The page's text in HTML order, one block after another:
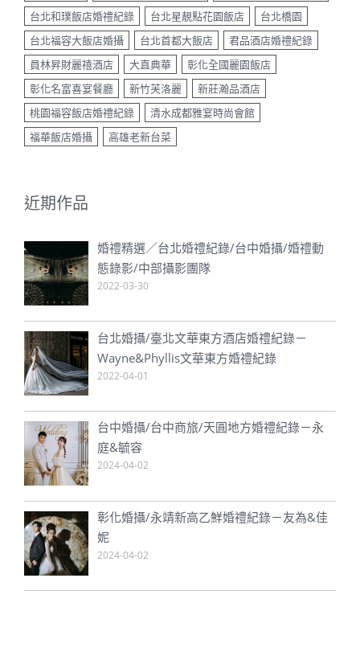
台北和璞飯店婚禮紀錄
台北星靚點花園飯店
台北橋園
台北福容大飯店婚攝
台北首都大飯店
君品酒店婚禮紀錄
員林昇財麗禧酒店
大直典華
彰化全國麗園飯店
彰化名富喜宴餐廳
新竹芙洛麗
新莊瀚品酒店
桃園福容飯店婚禮紀錄
清水成都雅宴時尚會館
福華飯店婚攝
高雄老新台菜
近期作品
婚禮精選／台北婚禮紀錄/台中婚攝/婚禮動
態錄影/中部攝影團隊
2022-03-30
台北婚攝/臺北文華東方酒店婚禮紀錄－
Wayne&Phyllis文華東方婚禮紀錄
2022-04-01
台中婚攝/台中商旅/天圓地方婚禮紀錄－永
庭&毓容
2024-04-02
彰化婚攝/永靖新高乙鮮婚禮紀錄－友為&佳
妮
2024-04-02